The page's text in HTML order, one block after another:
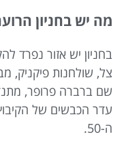
מה יש בחניון
בחניון יש אזור נפרד
צל, שולחנות פיקניק,
שם ברברה פרופר,
עדר הכבשים של
ה-50.